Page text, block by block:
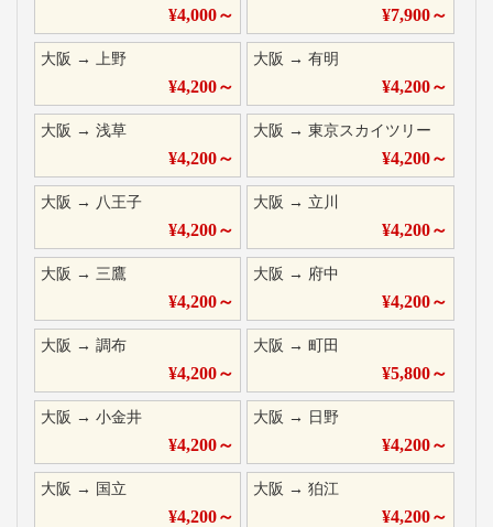
¥4,000～ ¥7,900～
大阪 → 上野
¥4,200～
大阪 →有明
¥4,200～
大阪 → 浅草
¥4,200～
大阪 →東京スカイツリー
¥4,200～
大阪 → 八王子
¥4,200～
大阪 → 立川
¥4,200～
大阪 → 三鷹
¥4,200～
大阪 → 府中
¥4,200～
大阪 → 調布
¥4,200～
大阪 → 町田
¥5,800～
大阪 → 小金井
¥4,200～
大阪 → 日野
¥4,200～
大阪 → 国立
¥4,200～
大阪 →狛江
¥4,200～